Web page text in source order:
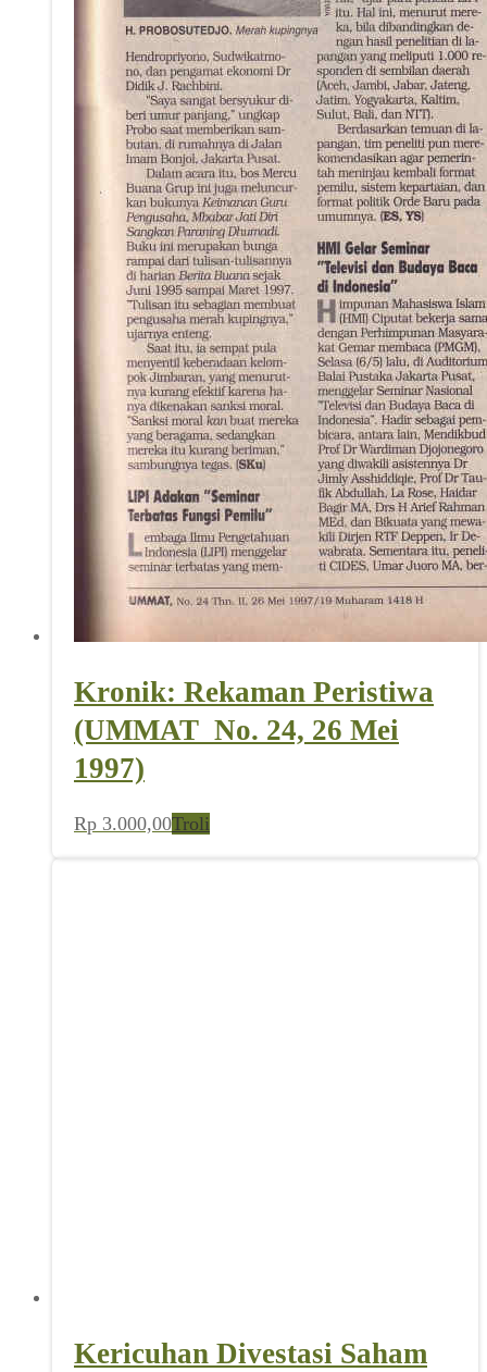
Kronik: Rekaman Peristiwa
(UMMAT_No. 24, 26 Mei
1997)
Rp 3.000,00Troli
Kericuhan Divestasi Saham